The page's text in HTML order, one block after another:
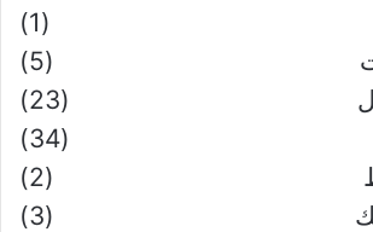
(1)
(5)
(23)
(34)
(2)
(3)